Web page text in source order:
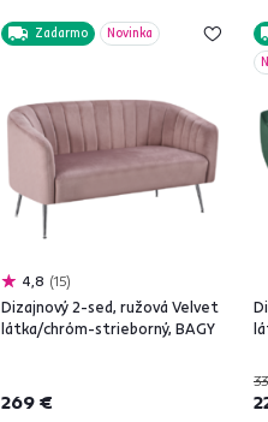
Zadarmo Novinka
4,8 15
Dizajnový 2-sed, ružová Velvet
látka/chróm-strieborný, BAGY
269 €